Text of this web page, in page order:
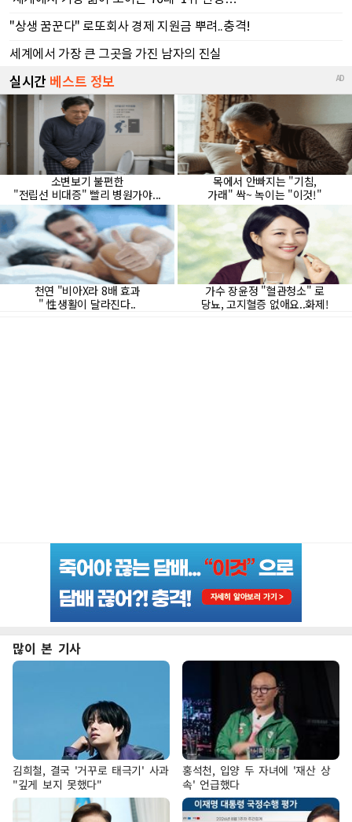
많이 본 기사
김희철, 결국 '거꾸로 태극기' 사과
"깊게 보지 못했다"
홍석천, 입양 두 자녀에 '재산 상
속' 언급했다